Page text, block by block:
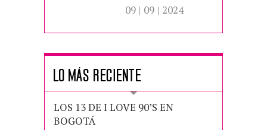
09 | 09 | 2024
LO MÁS RECIENTE
LOS 13 DE I LOVE 90’S EN
BOGOTÁ